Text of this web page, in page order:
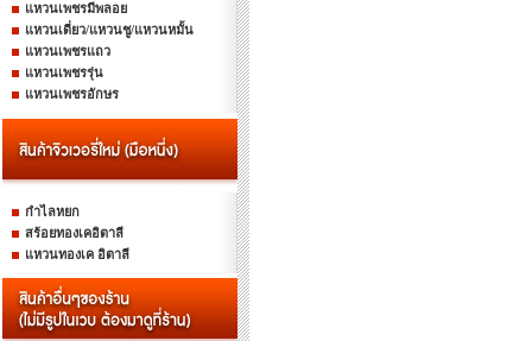
แหวนเพชรมีพลอย
แหวนเดี่ยว/แหวนชู/แหวนหมั้น
แหวนเพชรแถว
แหวนเพชรรุ่น
แหวนเพชรอักษร
กำไลหยก
สร้อยทองเคอิตาลี
แหวนทองเค อิตาลี